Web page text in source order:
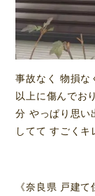
事故なく 物損な
以上に傷んでお
分 やっぱり思
してて すごく
《奈良県 戸建て